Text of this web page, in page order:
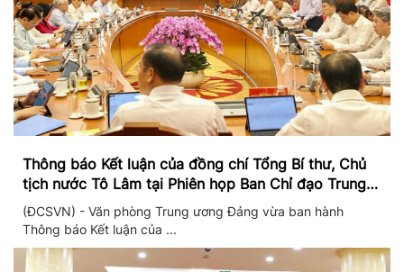
Thông báo Kết luận của đồng chí Tổng Bí thư, Chủ
tịch nước Tô Lâm tại Phiên họp Ban Chỉ đạo Trung
ương thực hiện Nghị quyết 57
(ĐCSVN) - Văn phòng Trung ương Đảng vừa ban hành
Thông báo Kết luận của ...